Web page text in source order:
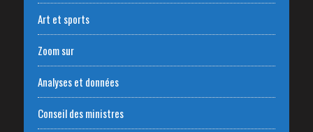
Art et sports
Zoom sur
Analyses et données
Conseil des ministres